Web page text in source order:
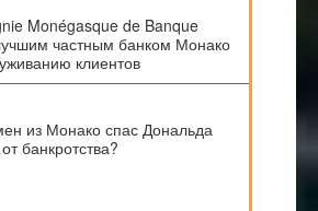
Monégasque de Banque
частным банком Монако
клиентов
из Монако спас Дональда
банкротства?